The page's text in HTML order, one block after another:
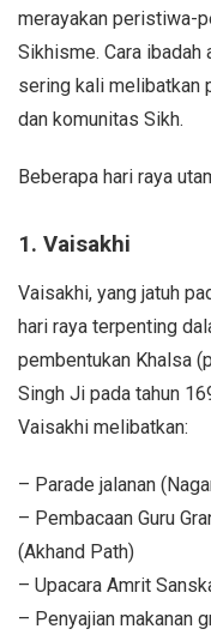
merayakan peristiwa-
Sikhisme. Cara ibadah
sering kali melibatkan
dan komunitas Sikh.
Beberapa hari raya
1. Vaisakhi
Vaisakhi, yang jatuh
hari raya terpenting
pembentukan Khalsa
Singh Ji pada tahun
Vaisakhi melibatkan:
– Parade jalanan
– Pembacaan Guru
(Akhand Path)
– Upacara Amrit
– Penyajian makanan